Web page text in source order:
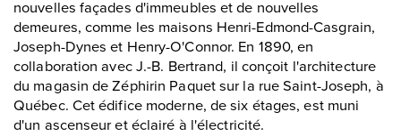
nouvelles façades d'immeubles et de nouvelles
demeures, comme les maisons Henri-Edmond-Casgrain,
Joseph-Dynes et Henry-O'Connor. En 1890, en
collaboration avec J.-B. Bertrand, il conçoit l'architecture
du magasin de Zéphirin Paquet sur la rue Saint-Joseph, à
Québec. Cet édifice moderne, de six étages, est muni
d'un ascenseur et éclairé à l'électricité.